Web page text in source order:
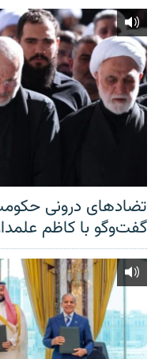
تضادهای درونی
گفت‌‌وگو با کاظم